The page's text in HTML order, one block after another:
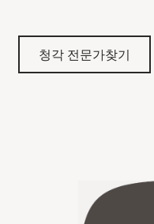
청각 전문가찾기